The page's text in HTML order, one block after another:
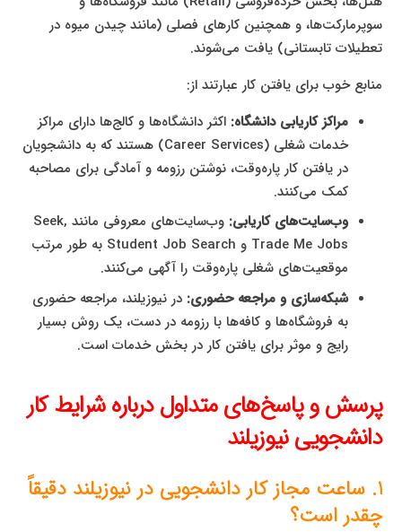
سوپرمارکت‌ها، و همچنین کارهای فصلی (مانند چیدن میوه در
تعطیلات تابستانی) یافت می‌شوند.
منابع خوب برای یافتن کار عبارتند از:
مراکز کاریابی دانشگاه: اکثر دانشگاه‌ها و کالج‌ها دارای مراکز
خدمات شغلی (Career Services) هستند که به دانشجویان
در یافتن کار پاره‌وقت، نوشتن رزومه و آمادگی برای مصاحبه
کمک می‌کنند.
وب‌سایت‌های کاریابی:
وب‌سایت‌های معروفی مانند Seek,
Trade Me Jobs و Student Job Search به طور مرتب
موقعیت‌های شغلی پاره‌وقت را آگهی می‌کنند.
شبکه‌سازی و مراجعه حضوری: در نیوزیلند، مراجعه حضوری
به فروشگاه‌ها و کافه‌ها با رزومه در دست، یک روش بسیار
رایج و موثر برای یافتن کار در بخش خدمات است.
پرسش و پاسخ‌های متداول درباره شرایط کار
دانشجویی نیوزیلند
1. ساعت مجاز کار دانشجویی در نیوزیلند دقیقاً
چقدر است؟